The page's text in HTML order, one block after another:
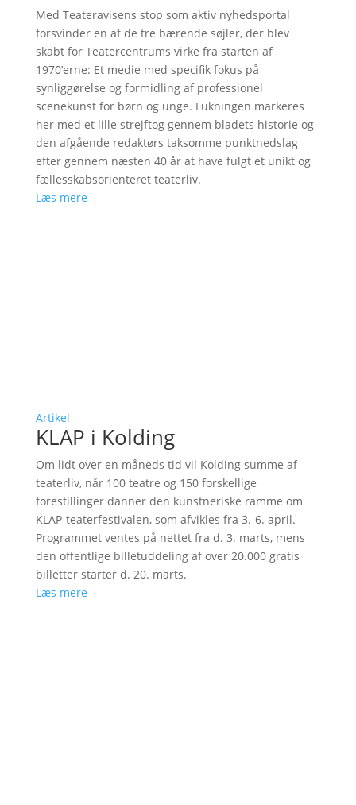
Med Teateravisens stop som aktiv nyhedsportal
forsvinder en af de tre bærende søjler, der blev
skabt for Teatercentrums virke fra starten af
1970’erne: Et medie med specifik fokus på
synliggørelse og formidling af professionel
scenekunst for børn og unge. Lukningen markeres
her med et lille strejftog gennem bladets historie og
den afgående redaktørs taksomme punktnedslag
efter gennem næsten 40 år at have fulgt et unikt og
fællesskabsorienteret teaterliv.
Læs mere
Artikel
KLAP i Kolding
Om lidt over en måneds tid vil Kolding summe af
teaterliv, når 100 teatre og 150 forskellige
forestillinger danner den kunstneriske ramme om
KLAP-teaterfestivalen, som afvikles fra 3.-6. april.
Programmet ventes på nettet fra d. 3. marts, mens
den offentlige billetuddeling af over 20.000 gratis
billetter starter d. 20. marts.
Læs mere